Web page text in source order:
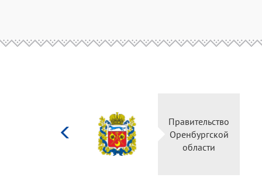
Правительство
Оренбургской
области